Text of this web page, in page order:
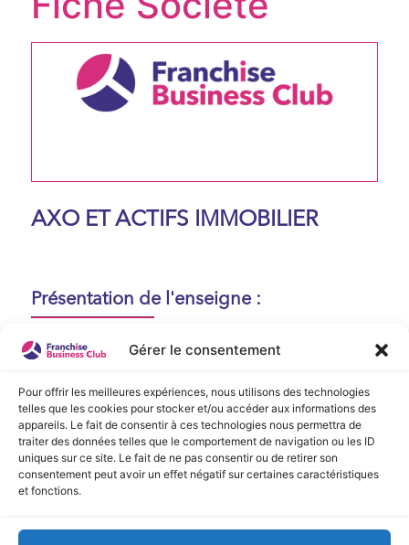
Gérer le consentement
Pour offrir les meilleures expériences, nous utilisons des technologies
telles que les cookies pour stocker et/ou accéder aux informations des
appareils. Le fait de consentir à ces technologies nous permettra de
traiter des données telles que le comportement de navigation ou les ID
uniques sur ce site. Le fait de ne pas consentir ou de retirer son
consentement peut avoir un effet négatif sur certaines caractéristiques
et fonctions.
AXO ET ACTIFS IMMOBILIER
Présentation de l'enseigne :
Aucune présentation n'est disponible
actuellement !
Vidéo de Présentation
Aucune vidéo disponible.